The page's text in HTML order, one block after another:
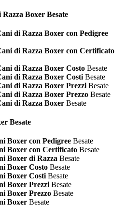
Boxer Besate
di Razza Boxer con Pedigree
di Razza Boxer con Certificato
di Razza Boxer Costo Besate
di Razza Boxer Costi Besate
di Razza Boxer Prezzi Besate
di Razza Boxer Prezzo Besate
di Razza Boxer Besate
Besate
Boxer con Pedigree Besate
Boxer con Certificato Besate
Boxer di Razza Besate
Boxer Costo Besate
Boxer CostiBesate
Boxer PrezziBesate
Boxer Prezzo Besate
Boxer Besate